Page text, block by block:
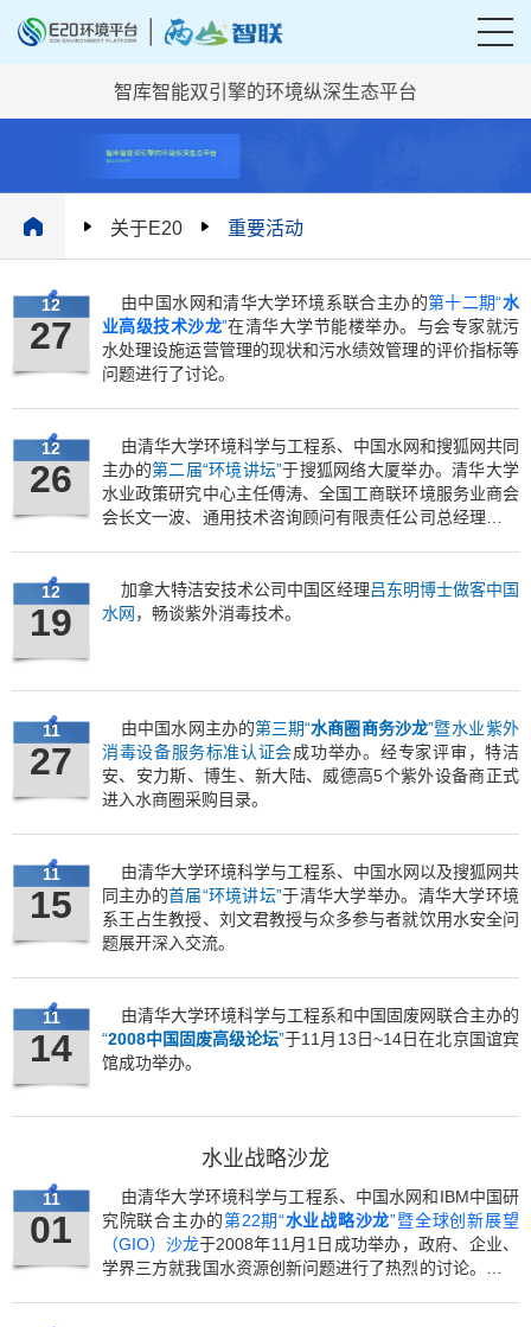
智库智能双引擎的环境纵深生态平台
关于E20 重要活动
12
27
由中国水网和清华大学环境系联合主办的第十二期“水
业高级技术沙龙”在清华大学节能楼举办。与会专家就污
水处理设施运营管理的现状和污水绩效管理的评价指标等
问题进行了讨论。
12
26
由清华大学环境科学与工程系、中国水网和搜狐网共同
主办的第二届“环境讲坛”于搜狐网络大厦举办。清华大学
水业政策研究中心主任傅涛、全国工商联环境服务业商会
会长文一波、通用技术咨询顾问有限责任公司总经理刘昆
12
19
加拿大特洁安技术公司中国区经理吕东明博士做客中国
水网 ，畅谈紫外消毒技术。
11
27
由中国水网主办的第三期“水商圈商务沙龙”暨水业紫外
消毒设备服务标准认证会成功举办。经专家评审，特洁
安、安力斯、博生、新大陆、威德高5个紫外设备商正式
进入水商圈采购目录。
11
15
由清华大学环境科学与工程系、中国水网以及搜狐网共
同主办的首届“环境讲坛”于清华大学举办。清华大学环境
系王占生教授、刘文君教授与众多参与者就饮用水安全问
题展开深入交流。
11
14
由清华大学环境科学与工程系和中国固废网联合主办的
“2008中国固废高级论坛”于11月13日~14日在北京国谊宾
馆成功举办。
水业战略沙龙
11
01
由清华大学环境科学与工程系、中国水网和IBM中国研
究院联合主办的第22期“水业战略沙龙”暨全球创新展望
（GIO）沙龙于2008年11月1日成功举办，政府、企业、
学界三方就我国水资源创新问题进行了热烈的讨论。会后